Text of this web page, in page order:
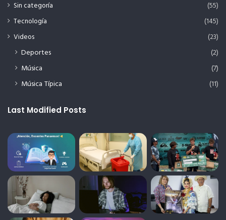
Sin categoría
(55)
Tecnología
(145)
Videos
(23)
Deportes
(2)
Música
(7)
Música Típica
(11)
Last Modified Posts